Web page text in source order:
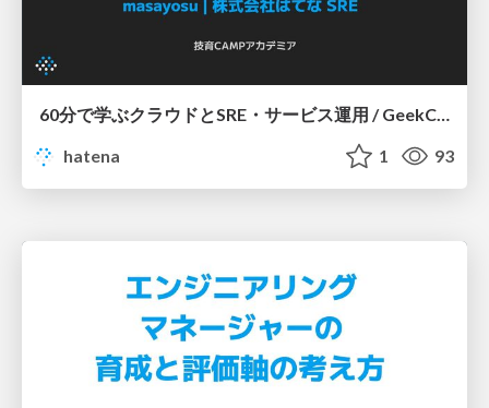
60分で学ぶクラウドとSRE・サービス運用 / GeekCAMPAcademia 2026-05
hatena
1 93